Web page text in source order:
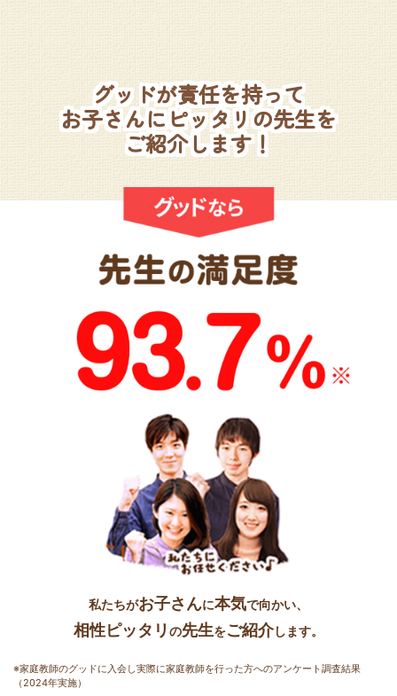
グッドが責任を持って
お子さんにピッタリの先生を
ご紹介します！
私たちがお子さんに本気で向かい、
相性ピッタリ の先生をご紹介します。
※家庭教師のグッドに入会し実際に家庭教師を行った方へのアンケート調査結果
（2024年実施）